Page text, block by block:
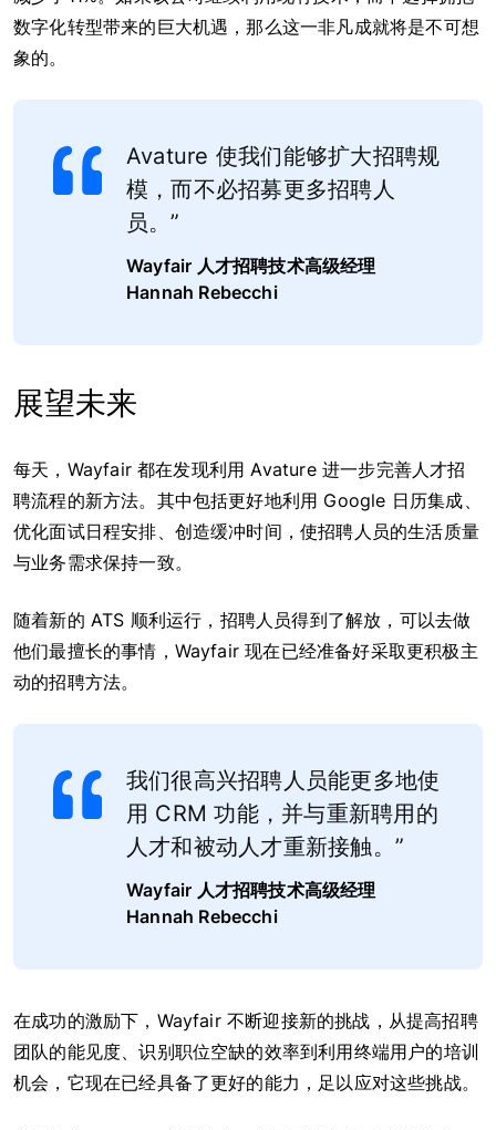
数字化转型带来的巨大机遇，那么这一非凡成就将是不可想
象的。
Avature 使我们能够扩大招聘规
模，而不必招募更多招聘人
员。”
Wayfair 人才招聘技术高级经理
Hannah Rebecchi
展望未来
每天，Wayfair 都在发现利用 Avature 进一步完善人才招
聘流程的新方法。其中包括更好地利用 Google 日历集成、
优化面试日程安排、创造缓冲时间，使招聘人员的生活质量
与业务需求保持一致。
随着新的 ATS 顺利运行，招聘人员得到了解放，可以去做
他们最擅长的事情，Wayfair 现在已经准备好采取更积极主
动的招聘方法。
我们很高兴招聘人员能更多地使
用 CRM 功能，并与重新聘用的
人才和被动人才重新接触。”
Wayfair 人才招聘技术高级经理
Hannah Rebecchi
在成功的激励下，Wayfair 不断迎接新的挑战，从提高招聘
团队的能见度、识别职位空缺的效率到利用终端用户的培训
机会，它现在已经具备了更好的能力，足以应对这些挑战。